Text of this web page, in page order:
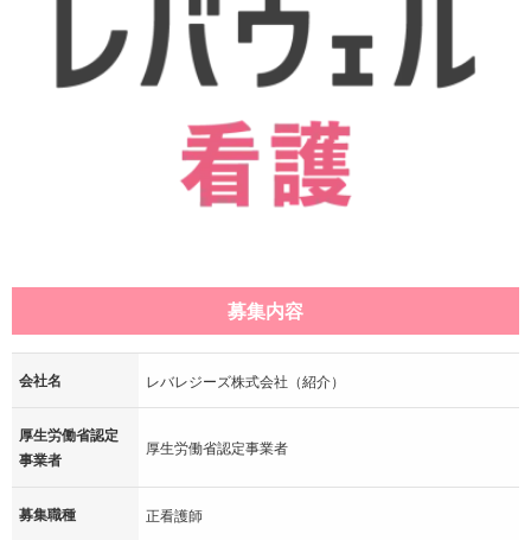
募集内容
会社名 レバレジーズ株式会社（紹介）
厚生労働省認定
事業者
厚生労働省認定事業者
募集職種 正看護師